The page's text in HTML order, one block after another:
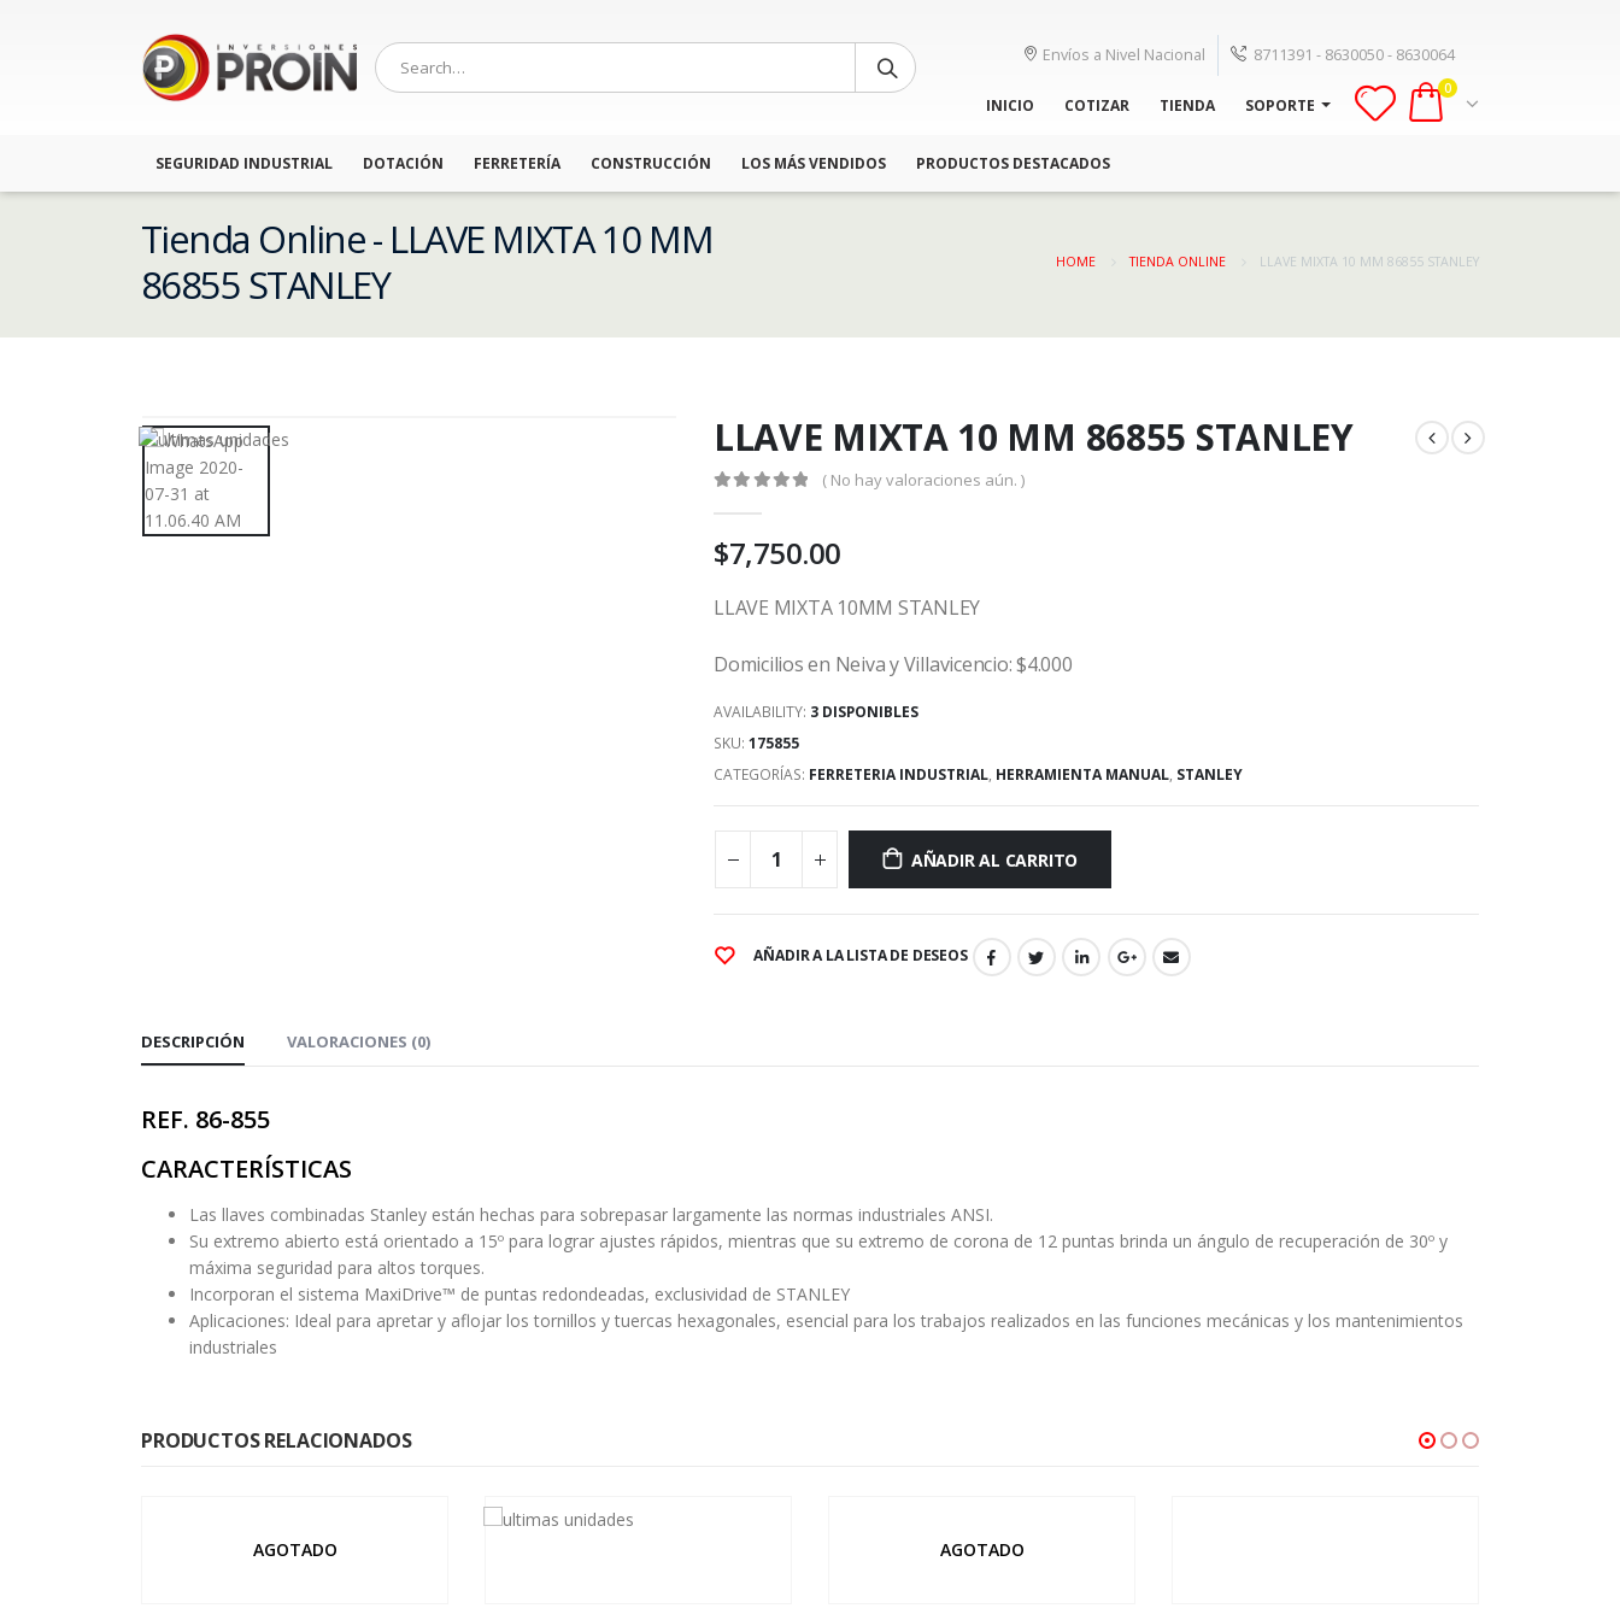
Envíos a Nivel Nacional 8711391 - 8630050 - 8630064
INICIO COTIZAR TIENDA SOPORTE
0
SEGURIDAD INDUSTRIAL DOTACIÓN FERRETERÍA CONSTRUCCIÓN LOS MÁS VENDIDOS PRODUCTOS DESTACADOS
Tienda Online - LLAVE MIXTA 10 MM
86855 STANLEY
HOME TIENDA ONLINE LLAVE MIXTA 10 MM 86855 STANLEY
LLAVE MIXTA 10 MM 86855 STANLEY
( No hay valoraciones aún. )
$7,750.00
LLAVE MIXTA 10MM STANLEY
Domicilios en Neiva y Villavicencio: $4.000
AVAILABILITY: 3 DISPONIBLES
SKU: 175855
CATEGORÍAS: FERRETERIA INDUSTRIAL, HERRAMIENTA MANUAL, STANLEY
AÑADIR AL CARRITO
AÑADIR A LA LISTA DE DESEOS
DESCRIPCIÓN VALORACIONES (0)
REF. 86-855
CARACTERÍSTICAS
Las llaves combinadas Stanley están hechas para sobrepasar largamente las normas industriales ANSI.
Su extremo abierto está orientado a 15º para lograr ajustes rápidos, mientras que su extremo de corona de 12 puntas brinda un ángulo de recuperación de 30º y
máxima seguridad para altos torques.
Incorporan el sistema MaxiDrive™ de puntas redondeadas, exclusividad de STANLEY
Aplicaciones: Ideal para apretar y aflojar los tornillos y tuercas hexagonales, esencial para los trabajos realizados en las funciones mecánicas y los mantenimientos
industriales
PRODUCTOS RELACIONADOS
AGOTADO AGOTADO